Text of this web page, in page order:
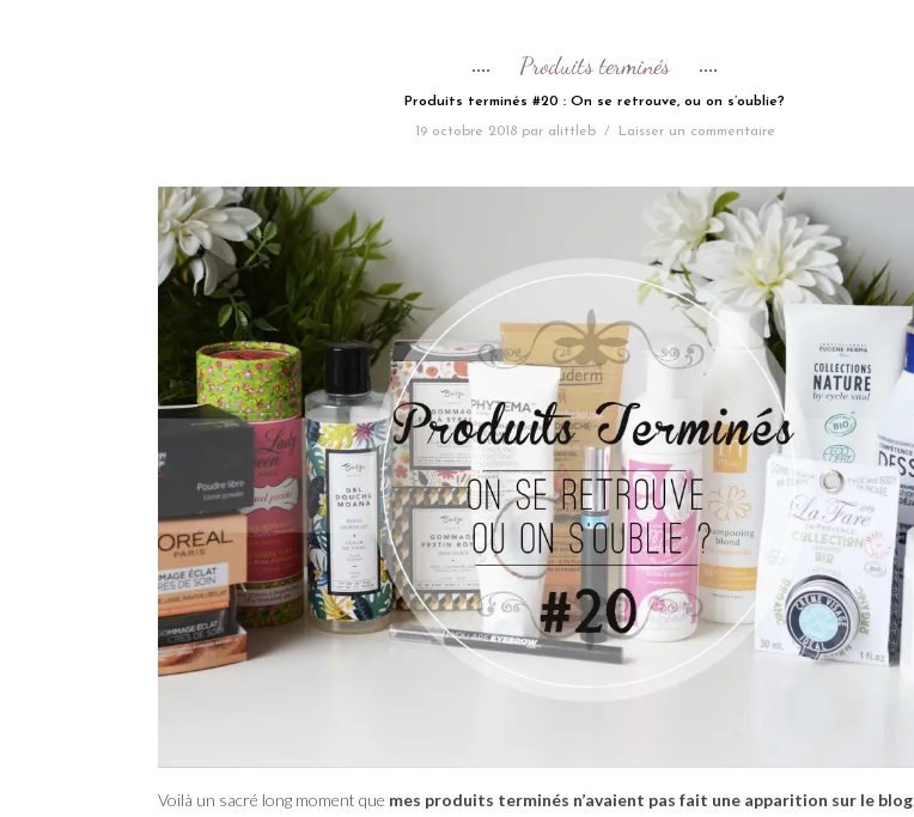
Produits terminés
Produits terminés #20 : On se retrouve, ou on s’oublie?
19 octobre 2018 par alittleb / Laisser un commentaire
Voilà un sacré long moment que mes produits terminés n’avaient pas fait une apparition sur le blog